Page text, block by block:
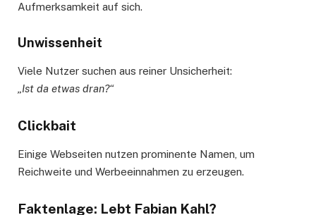
Aufmerksamkeit auf sich.
Unwissenheit
Viele Nutzer suchen aus reiner Unsicherheit:
„Ist da etwas dran?“
Clickbait
Einige Webseiten nutzen prominente Namen, um
Reichweite und Werbeeinnahmen zu erzeugen.
Faktenlage: Lebt Fabian Kahl?